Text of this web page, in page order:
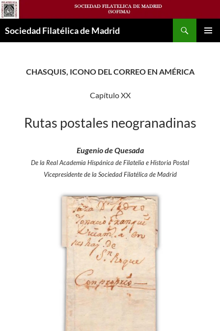
Saltar
al
contenido
Sociedad Filatélica de Madrid
CHASQUIS, ICONO DEL CORREO EN AMÉRICA
Capítulo XX
Rutas postales neogranadinas
Eugenio de Quesada
De la Real Academia Hispánica de Filatelia e Historia Postal
Vicepresidente de la Sociedad Filatélica de Madrid